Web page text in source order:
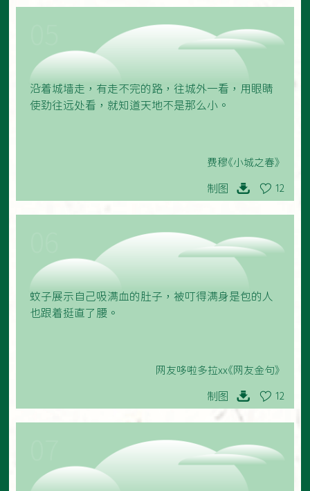
沿着城墙走，有走不完的路，往城外一看，用眼睛
使劲往远处看，就知道天地不是那么小。
费穆《小城之春》
制图 12
蚊子展示自己吸满血的肚子，被叮得满身是包的人
也跟着挺直了腰。
网友哆啦多拉xx《网友金句》
制图 12